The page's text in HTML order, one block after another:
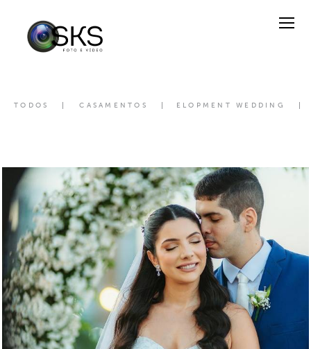
TODOS CASAMENTOS ELOPMENT WEDDING